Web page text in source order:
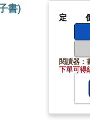
書)
定
閱讀器：
下單可得